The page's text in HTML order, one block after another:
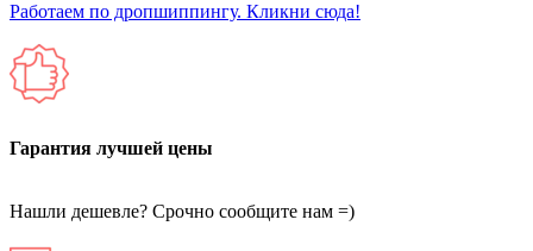
Работаем по дропшиппингу. Кликни сюда!
Гарантия лучшей цены
Нашли дешевле? Срочно сообщите нам =)